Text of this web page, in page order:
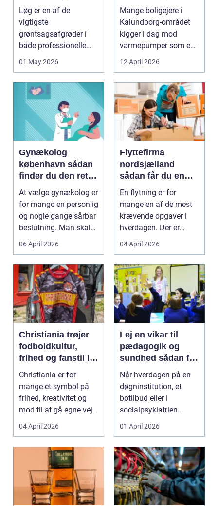
Løg er en af de
vigtigste
grøntsagsafgrøder i
både professionelle
køkkenhaver og større
landbrugspro...
01 May 2026
mere bæredygtig
varme
Mange boligejere i
Kalundborg-området
kigger i dag mod
varmepumper som en
vej til lavere
varmeregnin...
12 April 2026
Gynækolog
københavn sådan
finder du den rette
specialist
At vælge gynækolog er
for mange en personlig
og nogle gange sårbar
beslutning. Man skal
både føle si...
06 April 2026
Flyttefirma
nordsjælland
sådan får du en
tryg og effektiv
flytning
En flytning er for
mange en af de mest
krævende opgaver i
hverdagen. Der er
meget at holde styr på,
04 April 2026
Christiania trøjer
fodboldkultur,
frihed og fanstil i
ét
Christiania er for
mange et symbol på
frihed, kreativitet og
mod til at gå egne veje.
Den samme ånd ...
04 April 2026
Lej en vikar til
pædagogik og
sundhed sådan får
du den rette hjælp
Når hverdagen på en
døgninstitution, et
botilbud eller i
socialpsykiatrien
pludselig ændrer sig,
kan...
01 April 2026